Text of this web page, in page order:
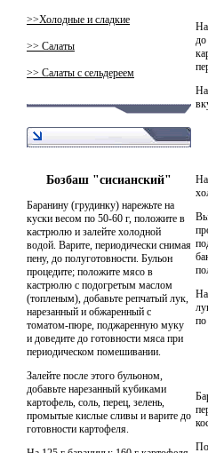
>>Холодные и сладкие
>> Салаты
>> Салаты с сельдереем
Бозбаш "сисианский"
Баранину (грудинку) нарежьте на
куски весом по 50-60 г, положите в
кастрюлю и залейте холодной
водой. Варите, периодически снимая
пену, до полуготовности. Бульон
процедите; положите мясо в
кастрюлю с подогретым маслом
(топленым), добавьте репчатый лук,
нарезанный и обжаренный с
томатом-пюре, поджаренную муку
и доведите до готовности мяса при
периодическом помешивании.
Залейте после этого бульоном,
добавьте нарезанный кубиками
картофель, соль, перец, зелень,
промытые кислые сливы и варите до
готовности картофеля.
до
На
На
по